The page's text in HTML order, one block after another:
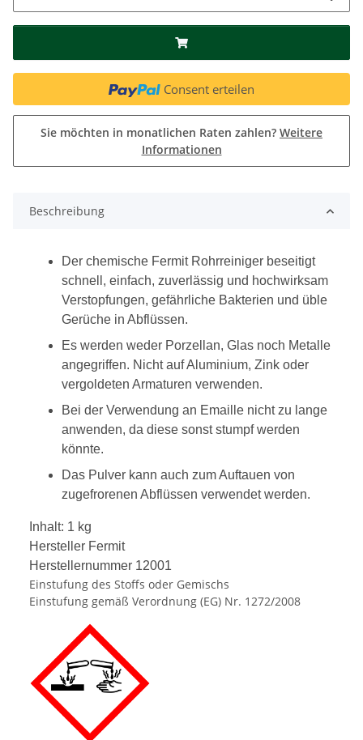
Consent erteilen
Sie möchten in monatlichen Raten zahlen? Weitere
Informationen
Beschreibung
Der chemische Fermit Rohrreiniger beseitigt
schnell, einfach, zuverlässig und hochwirksam
Verstopfungen, gefährliche Bakterien und üble
Gerüche in Abflüssen.
Es werden weder Porzellan, Glas noch Metalle
angegriffen. Nicht auf Aluminium, Zink oder
vergoldeten Armaturen verwenden.
Bei der Verwendung an Emaille nicht zu lange
anwenden, da diese sonst stumpf werden
könnte.
Das Pulver kann auch zum Auftauen von
zugefrorenen Abflüssen verwendet werden.
Inhalt: 1 kg
Hersteller Fermit
Herstellernummer 12001
Einstufung des Stoffs oder Gemischs
Einstufung gemäß Verordnung (EG) Nr. 1272/2008